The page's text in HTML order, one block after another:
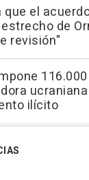
que el
de
revisión"
ucraniana
ilícito